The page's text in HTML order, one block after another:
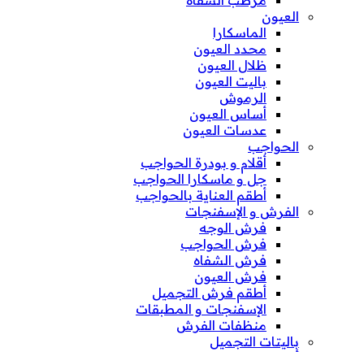
العيون
الماسكارا
محدد العيون
ظلال العيون
باليت العيون
الرموش
أساس العيون
عدسات العيون
الحواجب
أقلام و بودرة الحواجب
جل و ماسكارا الحواجب
أطقم العناية بالحواجب
الفرش و الإسفنجات
فرش الوجه
فرش الحواجب
فرش الشفاه
فرش العيون
أطقم فرش التجميل
الإسفنجات و المطبقات
منظفات الفرش
باليتات التجميل